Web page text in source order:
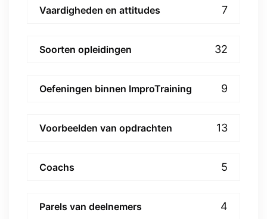
Vaardigheden en attitudes 7
Soorten opleidingen 32
Oefeningen binnen ImproTraining 9
Voorbeelden van opdrachten 13
Coachs 5
Parels van deelnemers 4